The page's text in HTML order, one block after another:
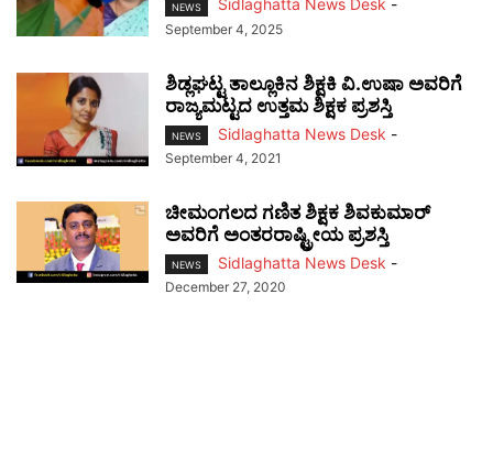
NEWS Sidlaghatta News Desk -
September 4, 2025
ಶಿಡ್ಲಘಟ್ಟ ತಾಲ್ಲೂಕಿನ ಶಿಕ್ಷಕಿ ವಿ.ಉಷಾ ಅವರಿಗೆ
ರಾಜ್ಯಮಟ್ಟದ ಉತ್ತಮ ಶಿಕ್ಷಕ ಪ್ರಶಸ್ತಿ
NEWS Sidlaghatta News Desk -
September 4, 2021
ಚೀಮಂಗಲದ ಗಣಿತ ಶಿಕ್ಷಕ ಶಿವಕುಮಾರ್
ಅವರಿಗೆ ಅಂತರರಾಷ್ಟ್ರೀಯ ಪ್ರಶಸ್ತಿ
NEWS Sidlaghatta News Desk -
December 27, 2020